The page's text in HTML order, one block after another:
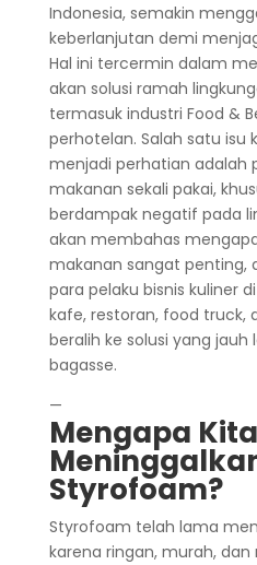
Indonesia, semakin
keberlanjutan demi
Hal ini tercermin dalam
akan solusi ramah
termasuk industri Food &
perhotelan. Salah satu isu
menjadi perhatian adalah
makanan sekali pakai,
berdampak negatif pada
akan membahas
makanan sangat penting,
para pelaku bisnis kuliner
kafe, restoran, food truck,
beralih ke solusi yang jauh
bagasse.
—
Mengapa
Styrofoam?
Styrofoam telah lama
karena ringan, murah,